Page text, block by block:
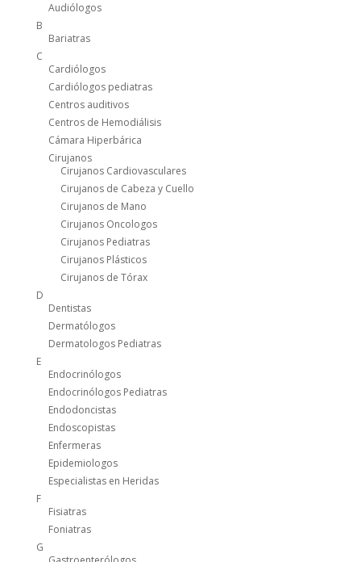
Audiólogos
B
Bariatras
C
Cardiólogos
Cardiólogos pediatras
Centros auditivos
Centros de Hemodiálisis
Cámara Hiperbárica
Cirujanos
Cirujanos Cardiovasculares
Cirujanos de Cabeza y Cuello
Cirujanos de Mano
Cirujanos Oncologos
Cirujanos Pediatras
Cirujanos Plásticos
Cirujanos de Tórax
D
Dentistas
Dermatólogos
Dermatologos Pediatras
E
Endocrinólogos
Endocrinólogos Pediatras
Endodoncistas
Endoscopistas
Enfermeras
Epidemiologos
Especialistas en Heridas
F
Fisiatras
Foniatras
G